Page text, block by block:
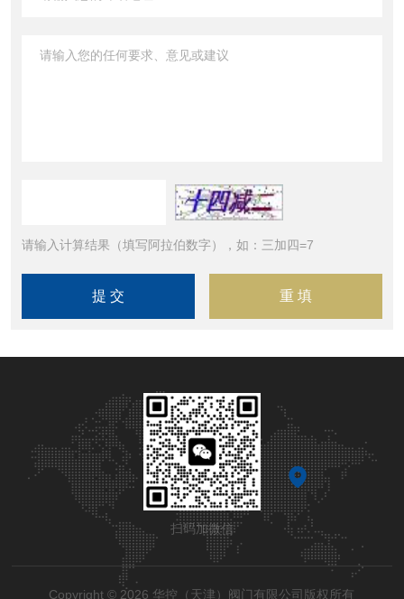
请输入计算结果（填写阿拉伯数字），如：三加四=7
扫码加微信
Copyright © 2026 华控（天津）阀门有限公司版权所有